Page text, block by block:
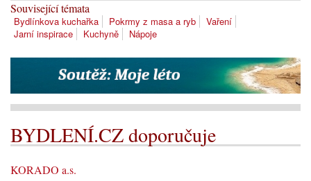
Související témata
Bydlínkova kuchařka Pokrmy z masa a ryb
Vaření
Jarní inspirace
Kuchyně Nápoje
BYDLENÍ.CZ doporučuje
KORADO a.s.